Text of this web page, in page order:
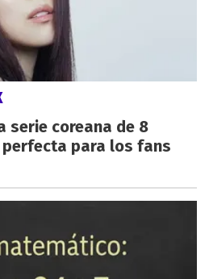
serie coreana de 8
para los fans